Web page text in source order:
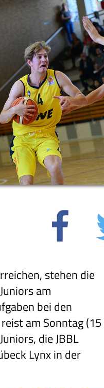
stehen die
am
bei den
am Sonntag (15
die JBBL
Lynx in der